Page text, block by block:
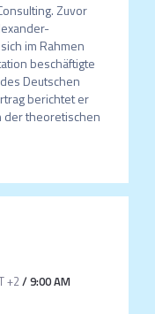
Zuvor
im Rahmen
beschäftigte
Deutschen
berichtet er
der theoretischen
+2/9:00 AM